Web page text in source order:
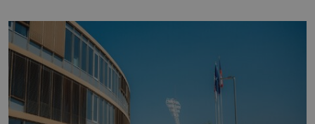
času tráví na zemi, kde sbírá zbytky semínek Jeho
domovinou je prakticky celá Austrálie s výjimkou
pobřežní oblasti.